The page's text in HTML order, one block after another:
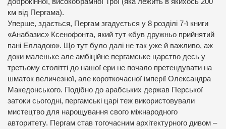
км від Пергама).
Уперше, здається, Пергам згадується у 8 розділі 7-ї книги
«Анабазис» Ксенофонта, який тут «був дружньо прийнятий
пані Елладою». Що тут було далі не так уже й важливо, аж
доки маленьке але амбіційне пергамське царство десь у
третьому столітті до нашої ери не почало претендувати на
шматок величезної, але короткочасної імперії Олександра
Македонського. Подібно до арабських держав Перської
затоки сьогодні, пергамські царі теж використовували
мистецтво для нарощування свого міжнародного
авторитету. Пергам став тогочасним архітектурного дивом –